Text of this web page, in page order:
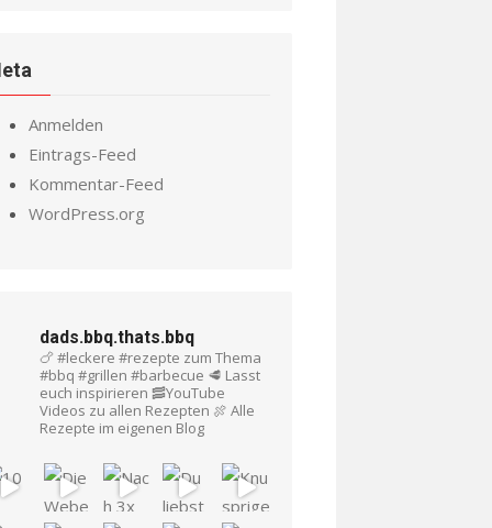
Anmelden
Eintrags-Feed
Kommentar-Feed
WordPress.org
dads.bbq.thats.bbq
🍗 #leckere #rezepte zum Thema
#bbq #grillen #barbecue 🥩 Lasst
euch inspirieren 🥓YouTube
Videos zu allen Rezepten 🍖 Alle
Rezepte im eigenen Blog